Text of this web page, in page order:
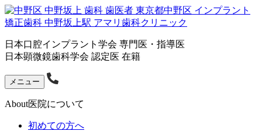
日本口腔インプラント学会 専門医・指導医
日本顕微鏡歯科学会 認定医 在籍
メニュー
About医院について
初めての方へ